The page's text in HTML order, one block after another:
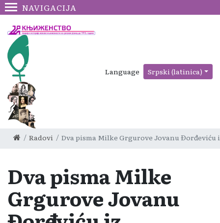
NAVIGACIJA
Language Srpski (latinica)
Radovi Dva pisma Milke Grgurove Jovanu Đorđeviću
Dva pisma Milke
Grgurove Jovanu